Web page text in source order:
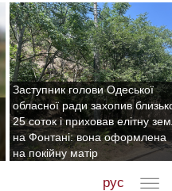
Заступник голови Одеської
обласної ради захопив
25 соток і приховав елітну
на Фонтані: вона оформлена
на покійну матір
рус